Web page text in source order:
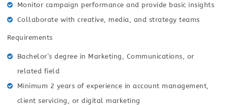
Monitor campaign performance and provide basic insights
Collaborate with creative, media, and strategy teams
Requirements
Bachelor’s degree in Marketing, Communications, or
related field
Minimum 2 years of experience in account management,
client servicing, or digital marketing